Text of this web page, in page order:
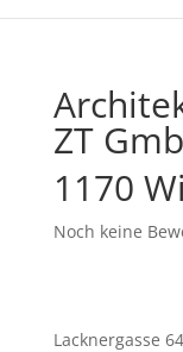
ZT
1170
Noch keine
Lacknergasse